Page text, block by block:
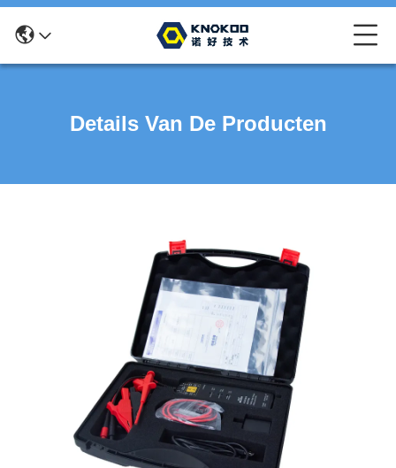
Details Van De Producten